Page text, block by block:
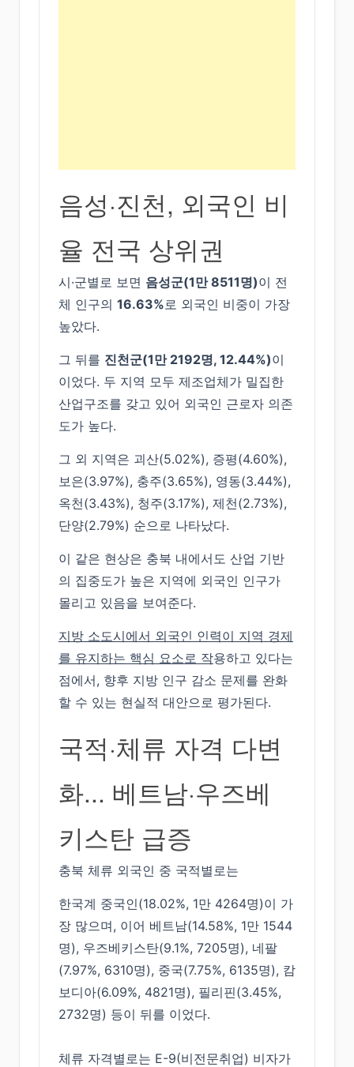
음성·진천, 외국인 비
율 전국 상위권
시·군별로 보면 음성군(1만 8511명)이 전
체 인구의 16.63%로 외국인 비중이 가장
높았다.
그 뒤를 진천군(1만 2192명, 12.44%)이
이었다. 두 지역 모두 제조업체가 밀집한
산업구조를 갖고 있어 외국인 근로자 의존
도가 높다.
그 외 지역은 괴산(5.02%), 증평(4.60%),
보은(3.97%), 충주(3.65%), 영동(3.44%),
옥천(3.43%), 청주(3.17%), 제천(2.73%),
단양(2.79%) 순으로 나타났다.
이 같은 현상은 충북 내에서도 산업 기반
의 집중도가 높은 지역에 외국인 인구가
몰리고 있음을 보여준다.
지방 소도시에서 외국인 인력이 지역 경제
를 유지하는 핵심 요소로 작용하고 있다는
점에서, 향후 지방 인구 감소 문제를 완화
할 수 있는 현실적 대안으로 평가된다.
국적·체류 자격 다변
화... 베트남·우즈베
키스탄 급증
충북 체류 외국인 중 국적별로는
한국계 중국인(18.02%, 1만 4264명)이 가
장 많으며, 이어 베트남(14.58%, 1만 1544
명), 우즈베키스탄(9.1%, 7205명), 네팔
(7.97%, 6310명), 중국(7.75%, 6135명), 캄
보디아(6.09%, 4821명), 필리핀(3.45%,
2732명) 등이 뒤를 이었다.
체류 자격별로는 E-9(비전문취업) 비자가